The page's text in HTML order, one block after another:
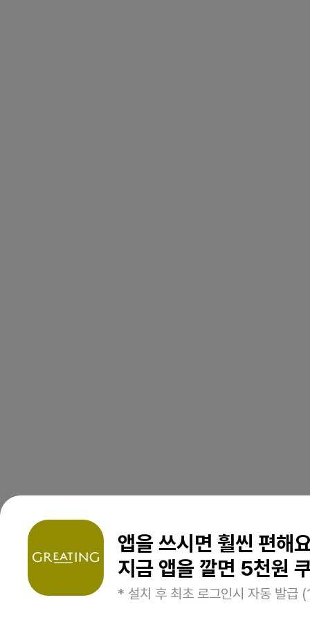
앱을 쓰시면 훨씬 편해
지금 앱을 깔면 5천원
* 설치 후 최초 로그인시 자동 발급